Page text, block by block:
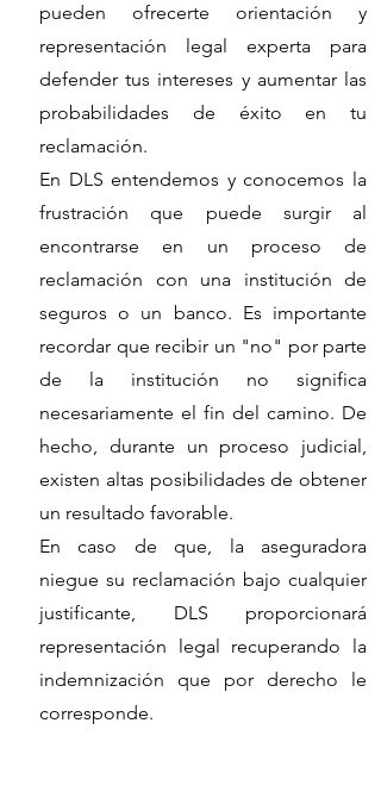
pueden ofrecerte orientación y
representación legal experta para
defender tus intereses y aumentar las
probabilidades de éxito en tu
reclamación.
En DLS entendemos y conocemos la
frustración que puede surgir al
encontrarse en un proceso de
reclamación con una institución de
seguros o un banco. Es importante
recordar que recibir un "no" por parte
de la institución no significa
necesariamente el fin del camino. De
hecho, durante un proceso judicial,
existen altas posibilidades de obtener
un resultado favorable.
En caso de que, la aseguradora
niegue su reclamación bajo cualquier
justificante, DLS proporcionará
representación legal recuperando la
indemnización que por derecho le
corresponde.